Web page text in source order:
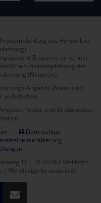
des Herstellers
Ersparnis errechnet
Preisempfehlung des
(Neupreis).
Angebot. Preise sind
vorbehalten.
Preise sind Bruttopreise.
Datenschutz
16 | DE-82362 Weilheim i.
| Webdesign by audaris.de